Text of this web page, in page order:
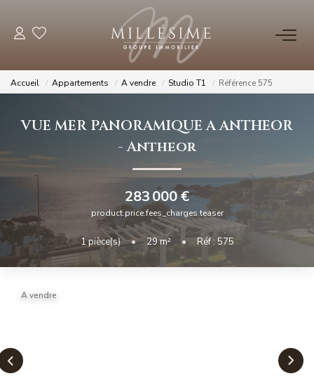
NOS OFFRES
Nos Biens Vendus
NOS AGENCES
Nos Agences
Nos Équipes
Accueil Appartements A vendre Studio T1 Référence 575
VUE MER PANORAMIQUE A ANTHEOR
-Antheor
283 000 €
product.price.fees_charges.teaser
1pièce(s) • 29m² • Réf : 575
A vendre